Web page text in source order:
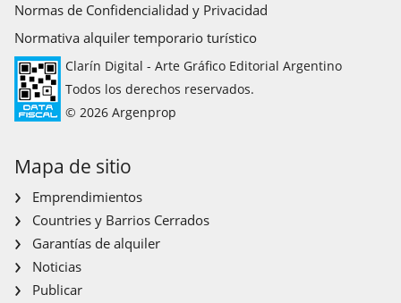
Normas de Confidencialidad y Privacidad
Normativa alquiler temporario turístico
Clarín Digital - Arte Gráfico Editorial Argentino
Todos los derechos reservados.
© 2026 Argenprop
Mapa de sitio
Emprendimientos
Countries y Barrios Cerrados
Garantías de alquiler
Noticias
Publicar